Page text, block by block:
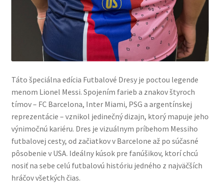
Táto špeciálna edícia Futbalové Dresy je poctou legende
menom Lionel Messi. Spojením farieb a znakov štyroch
tímov – FC Barcelona, Inter Miami, PSG a argentínskej
reprezentácie – vznikol jedinečný dizajn, ktorý mapuje jeho
výnimočnú kariéru. Dres je vizuálnym príbehom Messiho
futbalovej cesty, od začiatkov v Barcelone až po súčasné
pôsobenie v USA. Ideálny kúsok pre fanúšikov, ktorí chcú
nosiť na sebe celú futbalovú históriu jedného z najväčších
hráčov všetkých čias.